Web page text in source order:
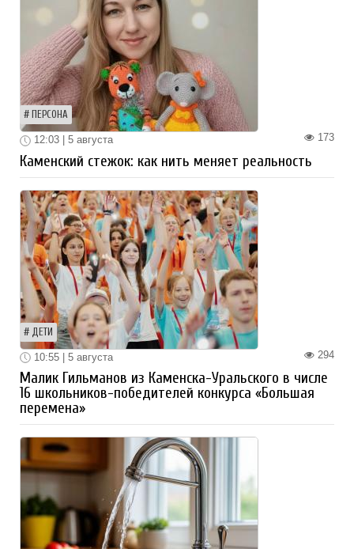
ПЕРСОНА
173
12:03 | 5 августа
Каменский стежок: как нить меняет реальность
ДЕТИ
294
10:55 | 5 августа
Малик Гильманов из Каменска-Уральского в числе
16 школьников-победителей конкурса «Большая
перемена»